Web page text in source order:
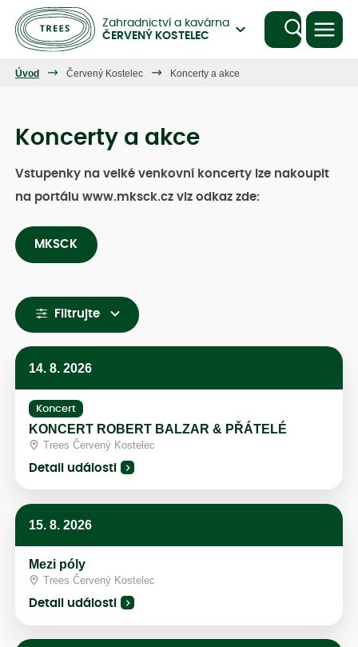
Zahradnictví a kavárna
ČERVENÝ KOSTELEC
Úvod Červený Kostelec Koncerty a akce
Koncerty a akce
Vstupenky na velké venkovní koncerty lze nakoupit
na portálu www.mksck.cz viz odkaz zde:
MKSCK
Filtrujte
14. 8. 2026
Koncert
KONCERT ROBERT BALZAR & PŘÁTELÉ
Trees Červený Kostelec
Detail události
15. 8. 2026
Mezi póly
Trees Červený Kostelec
Detail události